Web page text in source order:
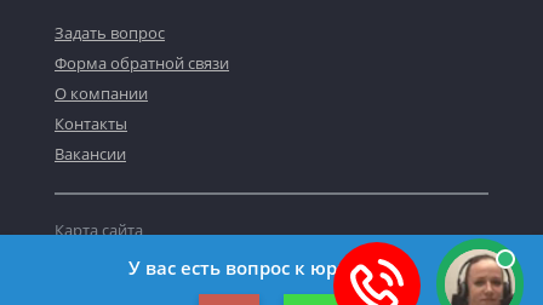
Задать вопрос
Форма обратной связи
О компании
Контакты
Вакансии
©2019-2026 Все права защищены.
Карта сайта
Политика персональных данных
У вас есть вопрос к юристу?